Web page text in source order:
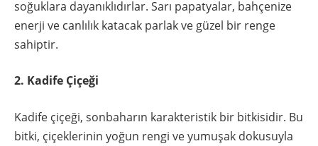
soğuklara dayanıklıdırlar. Sarı papatyalar, bahçenize
enerji ve canlılık katacak parlak ve güzel bir renge
sahiptir.
2. Kadife Çiçeği
Kadife çiçeği, sonbaharın karakteristik bir bitkisidir. Bu
bitki, çiçeklerinin yoğun rengi ve yumuşak dokusuyla